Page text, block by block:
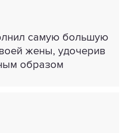
самую большую
жены, удочерив
образом